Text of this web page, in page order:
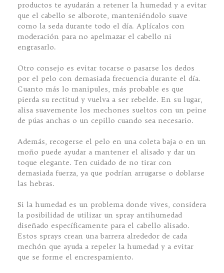
productos te ayudarán a retener la humedad y a evitar
que el cabello se alborote, manteniéndolo suave
como la seda durante todo el día. Aplícalos con
moderación para no apelmazar el cabello ni
engrasarlo.
Otro consejo es evitar tocarse o pasarse los dedos
por el pelo con demasiada frecuencia durante el día.
Cuanto más lo manipules, más probable es que
pierda su rectitud y vuelva a ser rebelde. En su lugar,
alisa suavemente los mechones sueltos con un peine
de púas anchas o un cepillo cuando sea necesario.
Además, recogerse el pelo en una coleta baja o en un
moño puede ayudar a mantener el alisado y dar un
toque elegante. Ten cuidado de no tirar con
demasiada fuerza, ya que podrían arrugarse o doblarse
las hebras.
Si la humedad es un problema donde vives, considera
la posibilidad de utilizar un spray antihumedad
diseñado específicamente para el cabello alisado.
Estos sprays crean una barrera alrededor de cada
mechón que ayuda a repeler la humedad y a evitar
que se forme el encrespamiento.